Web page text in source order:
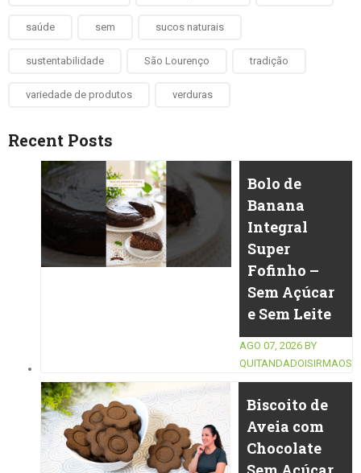
saúde sem sucos naturais
sustentabilidade São Lourenço tradição
variedade de produtos verduras
Recent Posts
Bolo de
Banana
Integral
Super
Fofinho –
Sem Açúcar
e Sem Leite
AGO 07, 2026 BY
QUITANDADOISIRMAOS
Biscoito de
Aveia com
Chocolate